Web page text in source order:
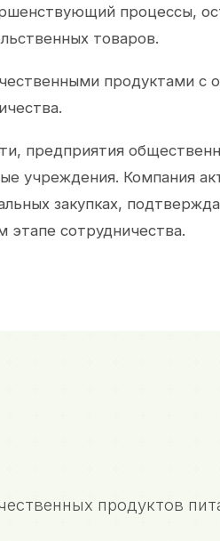
процессы,
товаров.
продуктами с
предприятия
учреждения. Компания
закупках,
этапе сотрудничества.
продуктов